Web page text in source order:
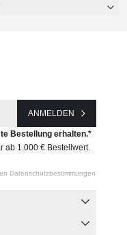
ANMELDEN
Bestellung erhalten.*
ab 1.000 € Bestellwert.
Datenschutzbestimmungen